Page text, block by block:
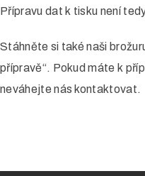
Přípravu dat k tisku není
Stáhněte si také naši
přípravě“. Pokud máte k
neváhejte nás kontaktovat.